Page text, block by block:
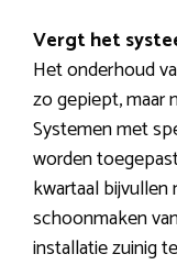
Vergt het
Het onderhoud
zo gepiept, maar
Systemen met
worden
kwartaal
schoonmaken
installatie zuinig